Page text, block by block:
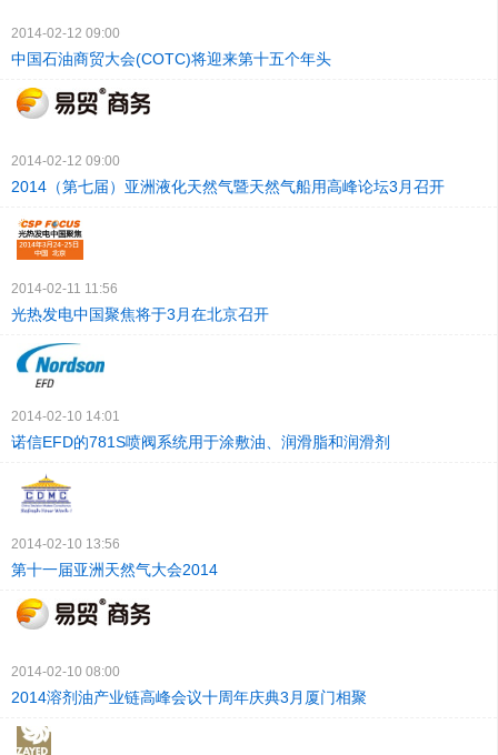
2014-02-12 09:00
中国石油商贸大会(COTC)将迎来第十五个年头
2014-02-12 09:00
2014（第七届）亚洲液化天然气暨天然气船用高峰论坛3月召开
2014-02-11 11:56
光热发电中国聚焦将于3月在北京召开
2014-02-10 14:01
诺信EFD的781S喷阀系统用于涂敷油、润滑脂和润滑剂
2014-02-10 13:56
第十一届亚洲天然气大会2014
2014-02-10 08:00
2014溶剂油产业链高峰会议十周年庆典3月厦门相聚